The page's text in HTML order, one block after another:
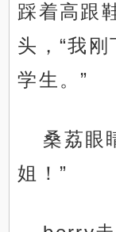
踩着高跟
头，“我
学生。”
桑荔眼
姐！”